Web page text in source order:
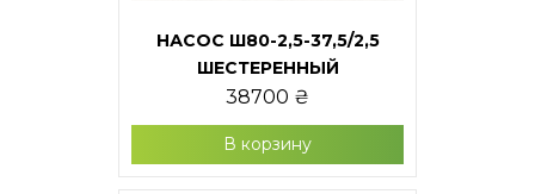
НАСОС Ш80-2,5-37,5/2,5
ШЕСТЕРЕННЫЙ
38700 ₴
В корзину